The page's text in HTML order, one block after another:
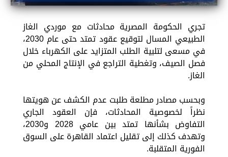
تجري الحكومة المصرية محادثات مع موردي الغاز
الطبيعي المسال لتوقيع عقود تمتد حتى عام 2030،
في مسعى لتلبية الطلب المتزايد على الكهرباء خلال
فصل الصيف، وتغطية التراجع في الإنتاج المحلي من
الغاز.
وبحسب مصادر مطلعة طلبت عدم الكشف عن هويتها
نظراً لخصوصية المحادثات، فإن العقود الجاري
التفاوض بشأنها تمتد بين عامي 2028 و2030،
وتهدف كذلك إلى تقليل اعتماد القاهرة على السوق
الفورية المتقلبة.